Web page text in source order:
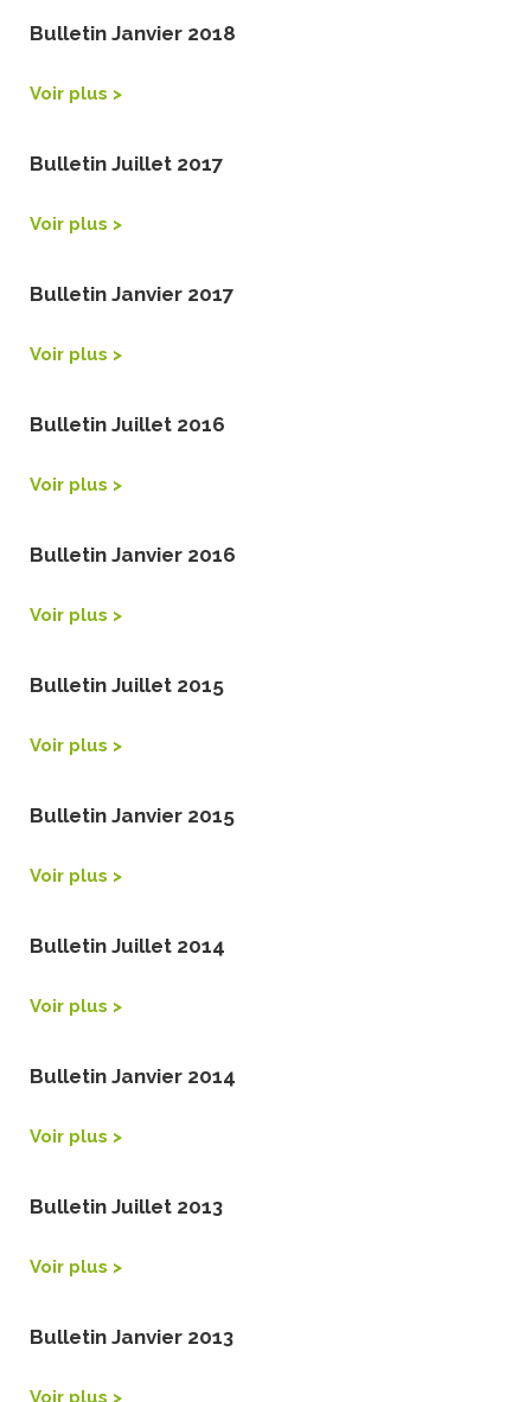
Bulletin Janvier 2018
Voir plus >
Bulletin Juillet 2017
Voir plus >
Bulletin Janvier 2017
Voir plus >
Bulletin Juillet 2016
Voir plus >
Bulletin Janvier 2016
Voir plus >
Bulletin Juillet 2015
Voir plus >
Bulletin Janvier 2015
Voir plus >
Bulletin Juillet 2014
Voir plus >
Bulletin Janvier 2014
Voir plus >
Bulletin Juillet 2013
Voir plus >
Bulletin Janvier 2013
Voir plus >